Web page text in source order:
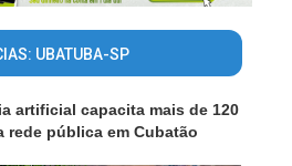
UBATUBA-SP
artificial capacita mais de 120
rede pública em Cubatão